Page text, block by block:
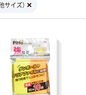
サイズ）